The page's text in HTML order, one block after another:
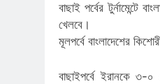
বাছাই পর্বের
খেলবে।
মূলপর্বে বাংলাদেশের
বাছাইপর্বে ইরানকে ৩-০